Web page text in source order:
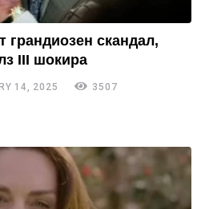
грандиозен скандал,
III шокира
14, 2025
3507